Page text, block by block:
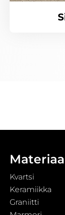
Kvartsi
Keramiikka
Graniitti